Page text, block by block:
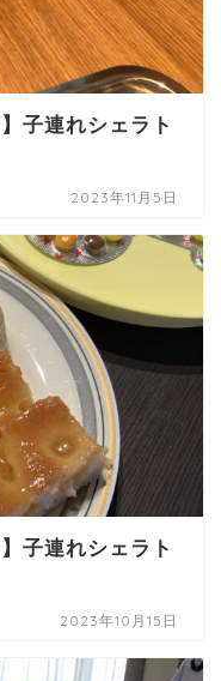
子連れシェラト
2023年11月5日
子連れシェラト
2023年10月15日